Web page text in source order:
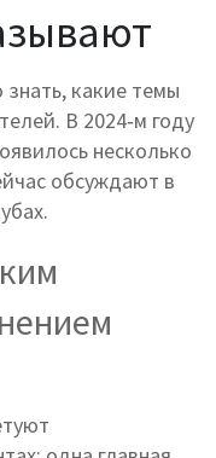
какие темы
В 2024‑м году
несколько
обсуждают в